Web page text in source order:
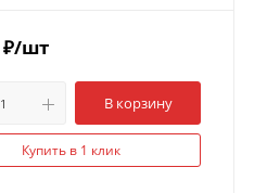
₽/шт
В корзину
Купить в 1 клик